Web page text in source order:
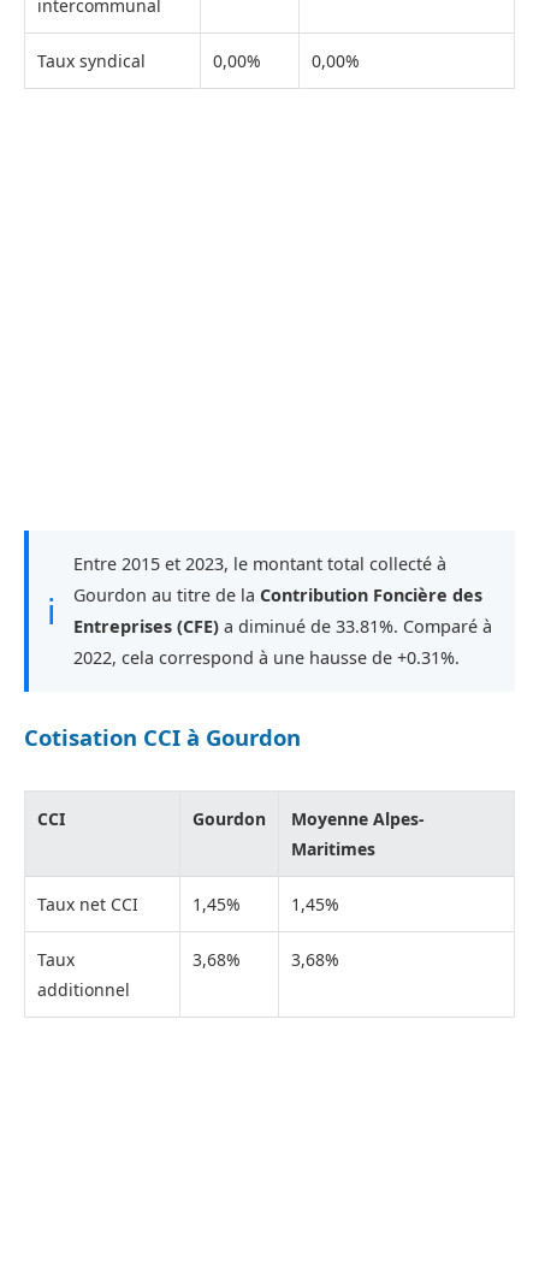
intercommunal
Taux syndical 0,00% 0,00%
ℹ
Entre 2015 et 2023, le montant total collecté à
Gourdon au titre de la Contribution Foncière des
Entreprises (CFE) a diminué de 33.81%. Comparé à
2022, cela correspond à une hausse de +0.31%.
Cotisation CCI à Gourdon
CCI Gourdon
Moyenne Alpes-
Maritimes
Taux net CCI 1,45% 1,45%
Taux
additionnel
3,68% 3,68%